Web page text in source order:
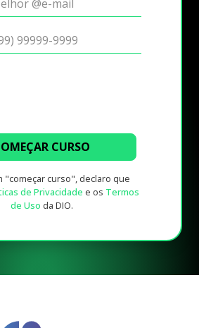
CURSO
"começar curso", declaro que
de Privacidade e os Termos
de Uso da DIO.